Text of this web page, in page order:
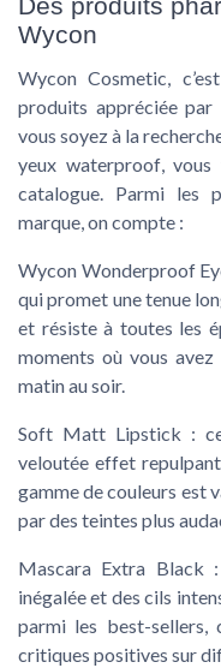
Des produits
Wycon
Wycon Cosmetic,
produits appréciée par
vous soyez à la
yeux waterproof, vous
catalogue. Parmi les
marque, on compte :
Wycon Wonderproof
qui promet une tenue
et résiste à toutes les
moments où vous
matin au soir.
Soft Matt Lipstick :
veloutée effet
gamme de couleurs est
par des teintes plus
Mascara Extra Black :
inégalée et des cils
parmi les best-sellers,
critiques positives sur